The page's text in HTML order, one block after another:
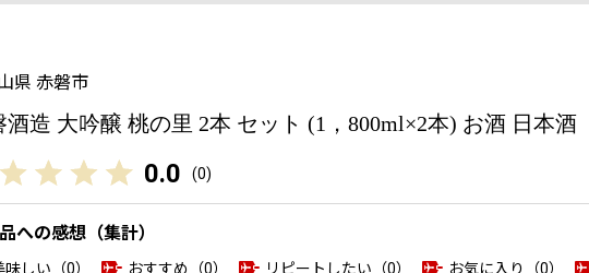
県 赤磐市
酒造 大吟醸 桃の里 2本 セット (1，800ml×2本) お酒 日本酒
0.0 (0)
への感想（集計）
味しい（0） おすすめ（0） リピートしたい（0） お気に入り（0）